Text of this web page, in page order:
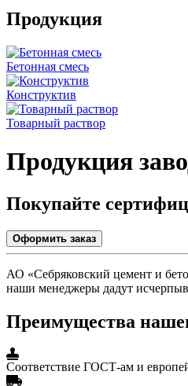
Продукция
Бетонная смесь
Конструктив
Товарный раствор
Продукция
Покупайте
Оформить заказ
АО «Себряковский цемент и
наши менеджеры дадут
Преимущества
Соответствие ГОСТ-ам и